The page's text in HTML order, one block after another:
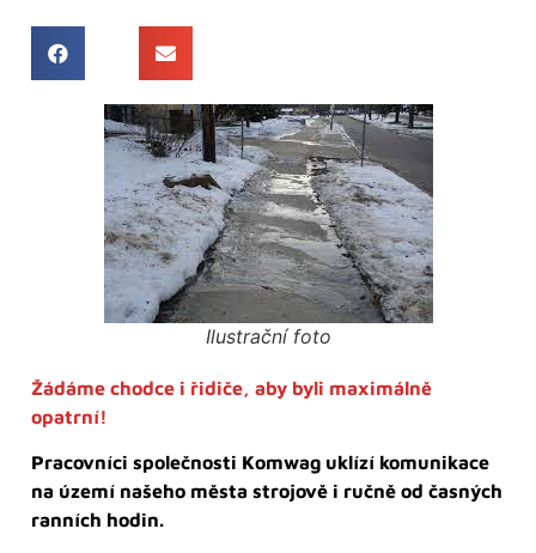
Ilustrační foto
Žádáme chodce i řidiče, aby byli maximálně
opatrní!
Pracovníci společnosti Komwag uklízí komunikace
na území našeho města strojově i ručně od časných
ranních hodin.